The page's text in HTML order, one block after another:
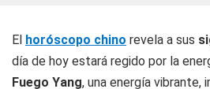
El horóscopo chino revela a sus
día de hoy estará regido por la
Fuego Yang, una energía vibrante,